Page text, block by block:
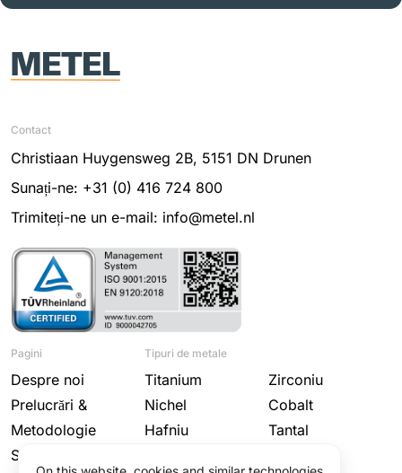
Contact
Christiaan Huygensweg 2B, 5151 DN Drunen
Sunați-ne: +31 (0) 416 724 800
Trimiteți-ne un e-mail: info@metel.nl
Pagini
Despre noi
Prelucrări &
Metodologie
Sectoare
Tipuri de metale
Titanium
Zirconiu
Nichel
Cobalt
Hafniu
Tantal